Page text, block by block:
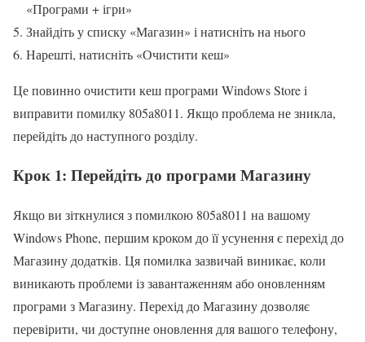
«Програми + ігри»
Знайдіть у списку «Магазин» і натисніть на нього
Нарешті, натисніть «Очистити кеш»
Це повинно очистити кеш програми Windows Store і
виправити помилку 805a8011. Якщо проблема не зникла,
перейдіть до наступного розділу.
Крок 1: Перейдіть до програми Магазину
Якщо ви зіткнулися з помилкою 805a8011 на вашому
Windows Phone, першим кроком до її усунення є перехід до
Магазину додатків. Ця помилка зазвичай виникає, коли
виникають проблеми із завантаженням або оновленням
програми з Магазину. Перехід до Магазину дозволяє
перевірити, чи доступне оновлення для вашого телефону,